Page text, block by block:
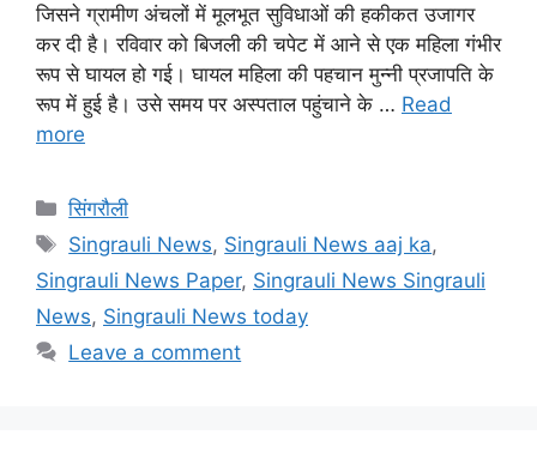
जिसने ग्रामीण अंचलों में मूलभूत सुविधाओं की हकीकत उजागर
कर दी है। रविवार को बिजली की चपेट में आने से एक महिला गंभीर
रूप से घायल हो गई। घायल महिला की पहचान मुन्नी प्रजापति के
रूप में हुई है। उसे समय पर अस्पताल पहुंचाने के … Read
more
Categories
सिंगरौली
Tags
Singrauli News, Singrauli News aaj ka,
Singrauli News Paper, Singrauli News Singrauli
News, Singrauli News today
Leave a comment